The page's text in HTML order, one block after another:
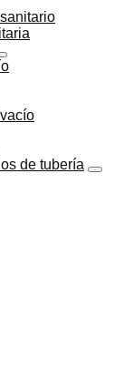
de tubería